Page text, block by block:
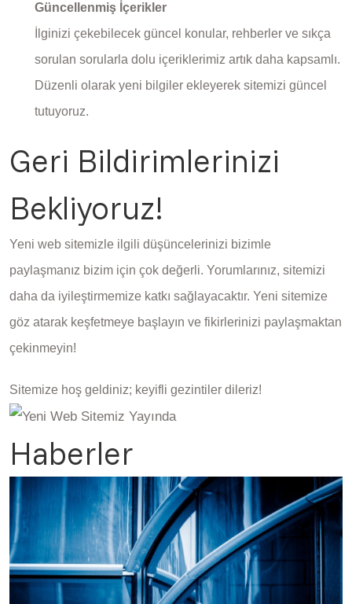
Güncellenmiş İçerikler
İlginizi çekebilecek güncel konular, rehberler ve sıkça
sorulan sorularla dolu içeriklerimiz artık daha kapsamlı.
Düzenli olarak yeni bilgiler ekleyerek sitemizi güncel
tutuyoruz.
Geri Bildirimlerinizi
Bekliyoruz!
Yeni web sitemizle ilgili düşüncelerinizi bizimle
paylaşmanız bizim için çok değerli. Yorumlarınız, sitemizi
daha da iyileştirmemize katkı sağlayacaktır. Yeni sitemize
göz atarak keşfetmeye başlayın ve fikirlerinizi paylaşmaktan
çekinmeyin!
Sitemize hoş geldiniz; keyifli gezintiler dileriz!
Haberler